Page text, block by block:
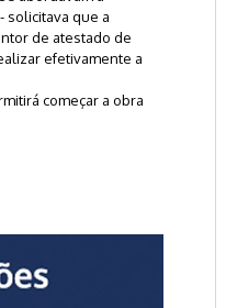
solicitava que a
de atestado de
efetivamente a
começar a obra